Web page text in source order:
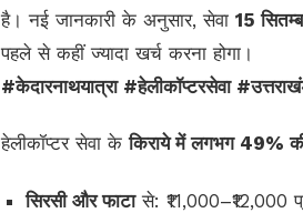
है। नई जानकारी के अनुसार, सेवा 15
पहले से कहीं ज्यादा खर्च करना होगा।
#केदारनाथयात्रा #हेलीकॉप्टरसेवा
हेलीकॉप्टर सेवा केकिराये में लगभग 49% की
सिरसी और फाटासे: ₹11,000–₹12,000